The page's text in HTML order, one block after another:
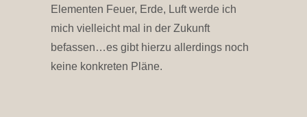
Elementen Feuer, Erde, Luft werde ich
mich vielleicht mal in der Zukunft
befassen…es gibt hierzu allerdings noch
keine konkreten Pläne.